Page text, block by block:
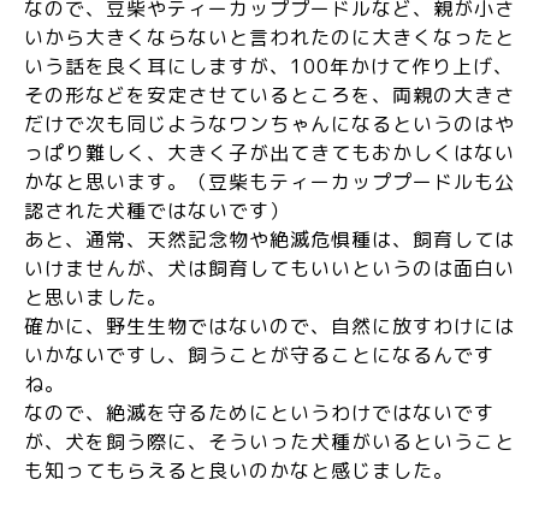
なので、豆柴やティーカッププードルなど、親が小さ
いから大きくならないと言われたのに大きくなったと
いう話を良く耳にしますが、100年かけて作り上げ、
その形などを安定させているところを、両親の大きさ
だけで次も同じようなワンちゃんになるというのはや
っぱり難しく、大きく子が出てきてもおかしくはない
かなと思います。（豆柴もティーカッププードルも公
認された犬種ではないです）
あと、通常、天然記念物や絶滅危惧種は、飼育しては
いけませんが、犬は飼育してもいいというのは面白い
と思いました。
確かに、野生生物ではないので、自然に放すわけには
いかないですし、飼うことが守ることになるんです
ね。
なので、絶滅を守るためにというわけではないです
が、犬を飼う際に、そういった犬種がいるということ
も知ってもらえると良いのかなと感じました。